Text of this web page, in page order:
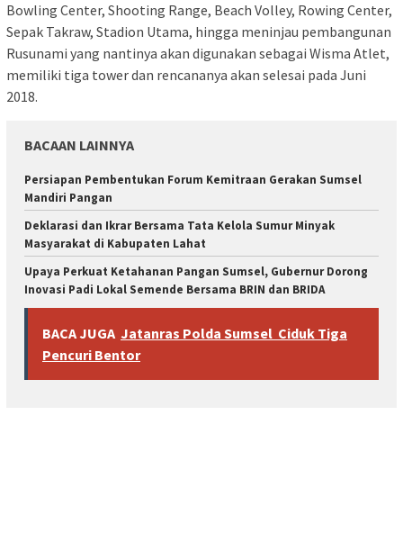
Bowling Center, Shooting Range, Beach Volley, Rowing Center,
Sepak Takraw, Stadion Utama, hingga meninjau pembangunan
Rusunami yang nantinya akan digunakan sebagai Wisma Atlet,
memiliki tiga tower dan rencananya akan selesai pada Juni
2018.
BACAAN LAINNYA
Persiapan Pembentukan Forum Kemitraan Gerakan Sumsel
Mandiri Pangan
Deklarasi dan Ikrar Bersama Tata Kelola Sumur Minyak
Masyarakat di Kabupaten Lahat
Upaya Perkuat Ketahanan Pangan Sumsel, Gubernur Dorong
Inovasi Padi Lokal Semende Bersama BRIN dan BRIDA
BACA JUGA Jatanras Polda Sumsel Ciduk Tiga
Pencuri Bentor